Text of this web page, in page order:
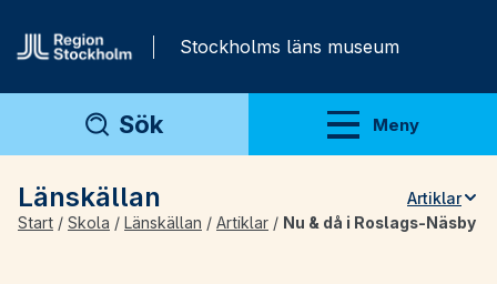
Stockholms läns museum
Sök Meny
Visa meny
Länskällan
Artiklar
Teman
Start / Skola / Länskällan / Artiklar / Nu & då i Roslags-Näsby